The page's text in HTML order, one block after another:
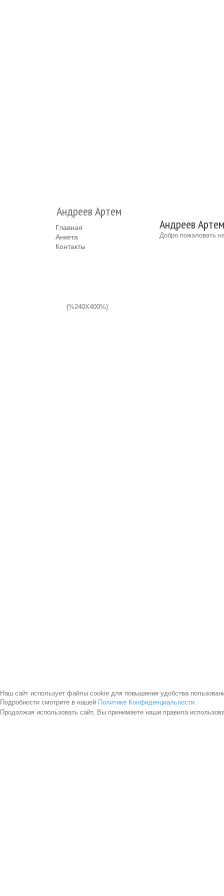
Андреев Артем
Главная
Анкета
Контакты
{%240X400%}
Андреев
Добро пожаловать
Наш сайт использует файлы cookie для повышения удобства
Подробности смотрите в нашей Политике Конфиденциальности.
Продолжая использовать сайт, Вы принимаете наши правила